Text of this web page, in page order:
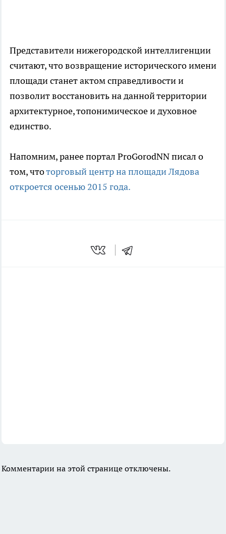
Представители нижегородской интеллигенции
считают, что возвращение исторического имени
площади станет актом справедливости и
позволит восстановить на данной территории
архитектурное, топонимическое и духовное
единство.
Напомним, ранее портал ProGorodNN писал о
том, чтоторговый центр на площади Лядова
откроется осенью 2015 года.
Комментарии на этой странице отключены.